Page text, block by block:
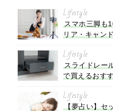
Lifestyle
スマホ三脚も
リア・キャン
Lifestyle
スライドレー
で買えるおす
Lifestyle
【夢占い】セ